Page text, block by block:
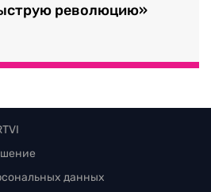
революцию»
данных